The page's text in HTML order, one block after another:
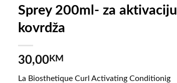
Sprey 200ml- za aktivaciju
kovrdža
30,00KM
La Biosthetique Curl Activating Conditionig